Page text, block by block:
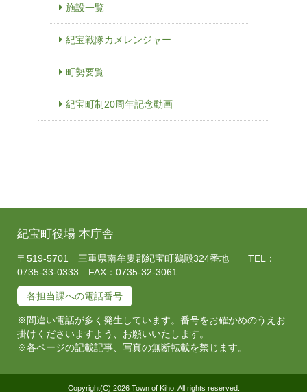
施設一覧
紀宝戦隊カメレンジャー
町勢要覧
紀宝町制20周年記念動画
紀宝町役場 本庁舎
〒519-5701 三重県南牟婁郡紀宝町鵜殿324番地 TEL：
0735-33-0333 FAX：0735-32-3061
各担当課への電話番号
※間違い電話が多く発生しています。番号をお確かめのうえお
掛けくださいますよう、お願いいたします。
※各ページの記載記事、写真の無断転載を禁じます。
Copyright(C) 2026 Town of Kiho, All rights reserved.